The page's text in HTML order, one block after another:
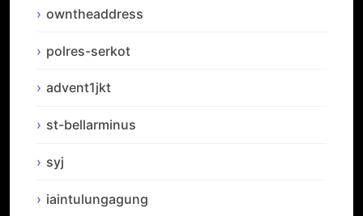
owntheaddress
polres-serkot
advent1jkt
st-bellarminus
syj
iaintulungagung